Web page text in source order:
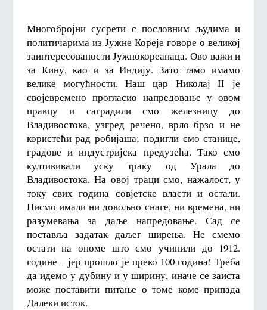
Многобројни сусрети с пословним људима и
политичарима из Јужне Кореје говоре о великој
заинтересованости Јужнокореанаца. Ово важи и
за Кину, као и за Индију. Зато тамо имамо
велике могућности. Наш цар Николај II је
својевремено прогласио напредовање у овом
правцу и саградили смо железницу до
Владивостока, узгред речено, врло брзо и не
користећи рад робијаша; подигли смо станице,
градове и индустријска предузећа. Тако смо
култививали уску траку од Урала до
Владивостока. На овој траци смо, нажалост, у
току свих година совјетске власти и остали.
Нисмо имали ни довољно снаге, ни времена, ни
разумевања за даље напредовање. Сад се
поставља задатак даљег ширења. Не смемо
остати на ономе што смо учинили до 1912.
године – јер прошло је преко 100 година! Треба
да идемо у дубину и у ширину, иначе се заиста
може поставити питање о томе коме припада
Далеки исток.